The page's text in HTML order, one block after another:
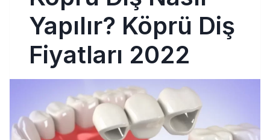
Yapılır? Köprü Diş
Fiyatları 2022